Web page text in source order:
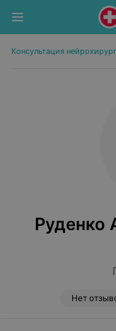
Консультация
Руденко
Нет